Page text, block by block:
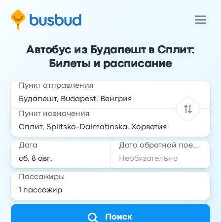
Автобус из Будапешт в Сплит:
Билеты и расписание
Пункт отправления
Пункт назначения
Дата Дата обратной поездки
Пассажиры
Поиск